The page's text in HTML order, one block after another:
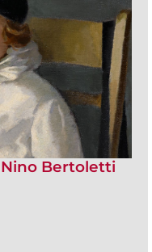
Bertoletti